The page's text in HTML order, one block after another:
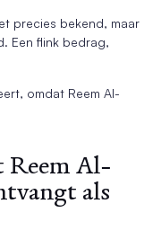
precies bekend, maar
Een flink bedrag,
omdat Reem Al-
Reem Al-
als